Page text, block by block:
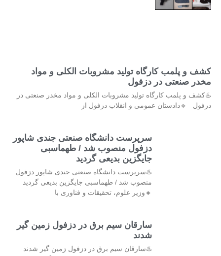
کشف و پلمب کارگاه تولید مشروبات الکلی و مواد
مخدر صنعتی در دزفول
♨️کشف و پلمب کارگاه تولید مشروبات الکلی و مواد مخدر صنعتی در
دزفول 🔹دادستان عمومی و انقلاب دزفول از
سرپرست دانشگاه صنعتی جندی شاپور
دزفول منصوب شد / طهماسبی
جایگزین بدیعی گردید
♨️سرپرست دانشگاه صنعتی جندی شاپور دزفول
منصوب شد / طهماسبی جایگزین بدیعی گردید
🔸وزیر علوم، تحقیقات و فناوری با
سارقان سیم برق در دزفول زمین گیر
شدند
♨️سارقان سیم برق در دزفول زمین گیر شدند